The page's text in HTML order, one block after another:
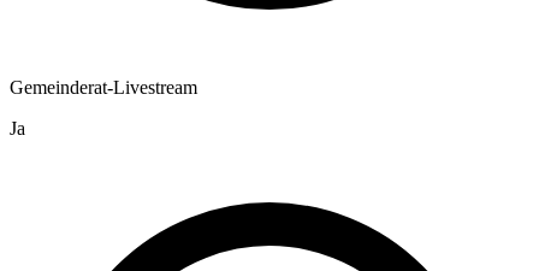
Gemeinderat-Livestream
Ja